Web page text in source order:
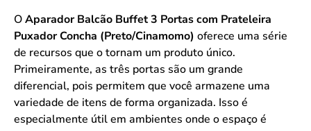
OAparador Balcão Buffet 3 Portas com Prateleira
Puxador Concha (Preto/Cinamomo) oferece uma série
de recursos que o tornam um produto único.
Primeiramente, as três portas são um grande
diferencial, pois permitem que você armazene uma
variedade de itens de forma organizada. Isso é
especialmente útil em ambientes onde o espaço é